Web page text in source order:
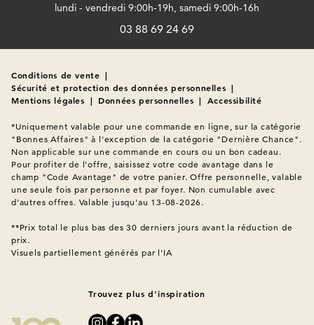
lundi - vendredi 9:00h-19h, samedi 9:00h-16h
03 88 69 24 69
Conditions de vente |
Sécurité et protection des données personnelles |
Mentions légales | Données personnelles | Accessibilité
*Uniquement valable pour une commande en ligne, sur la catégorie
"Bonnes Affaires" à l'exception de la catégorie "Dernière Chance".
Non applicable sur une commande en cours ou un bon cadeau.
Pour profiter de l'offre, saisissez votre code avantage dans le
champ "Code Avantage" de votre panier. Offre personnelle, valable
une seule fois par personne et par foyer. Non cumulable avec
d'autres offres. Valable jusqu'au 13-08-2026.
**Prix total le plus bas des 30 derniers jours avant la réduction de
Visuels partiellement générés par l'IA
Trouvez plus d'inspiration